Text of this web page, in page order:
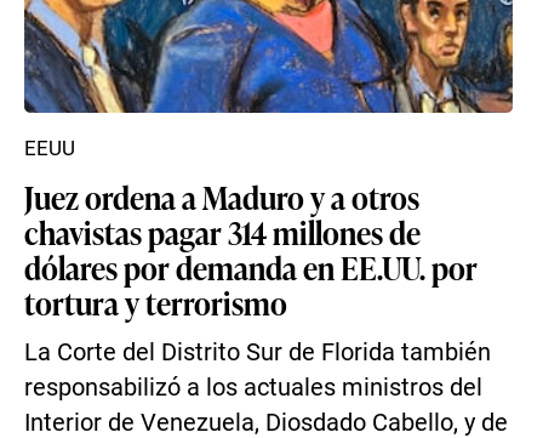
Juez ordena a Maduro y a otros
chavistas pagar 314 millones de
dólares por demanda en EE.UU. por
tortura y terrorismo
La Corte del Distrito Sur de Florida también
responsabilizó a los actuales ministros del
Interior de Venezuela, Diosdado Cabello, y de
EEUU